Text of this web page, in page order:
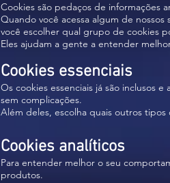
Cookies são pedaços de informações
Quando você acessa algum de
você escolher qual grupo de cookies
Eles ajudam a gente a entender
Cookies essenciais
Os cookies essenciais já são inclusos
sem complicações.
Além deles, escolha quais outros
Cookies analíticos
Para entender melhor o seu
produtos.